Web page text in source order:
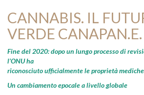
CANNABIS. IL
VERDE CANAPAN.E.
Fine del 2020: dopo un lungo processo di
l’ONU ha
riconosciuto ufficialmente le proprietà
Un cambiamento epocale a livello globale